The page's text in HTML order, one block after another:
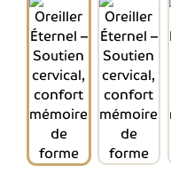
−30% DÈS 2 ARTICLES